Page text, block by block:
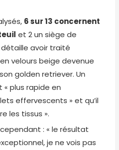
6 sur 13 concernent
et 2 un siège de
avoir traité
velours beige devenue
golden retriever. Un
« plus rapide en
effervescents » et qu’il
les tissus ».
: « le résultat
je ne vois pas